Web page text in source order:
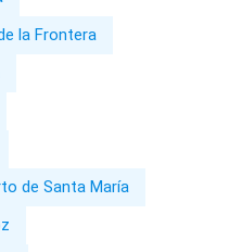
la Frontera
de Santa María